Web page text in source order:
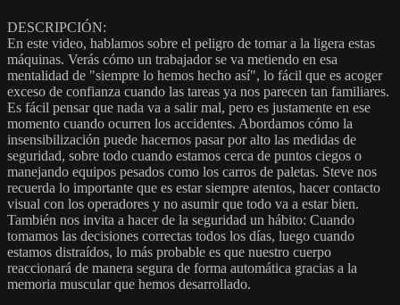
DESCRIPCIÓN:
En este video, hablamos sobre el peligro de tomar a la ligera estas
máquinas. Verás cómo un trabajador se va metiendo en esa
mentalidad de "siempre lo hemos hecho así", lo fácil que es acoger
exceso de confianza cuando las tareas ya nos parecen tan familiares.
Es fácil pensar que nada va a salir mal, pero es justamente en ese
momento cuando ocurren los accidentes. Abordamos cómo la
insensibilización puede hacernos pasar por alto las medidas de
seguridad, sobre todo cuando estamos cerca de puntos ciegos o
manejando equipos pesados como los carros de paletas. Steve nos
recuerda lo importante que es estar siempre atentos, hacer contacto
visual con los operadores y no asumir que todo va a estar bien.
También nos invita a hacer de la seguridad un hábito: Cuando
tomamos las decisiones correctas todos los días, luego cuando
estamos distraídos, lo más probable es que nuestro cuerpo
reaccionará de manera segura de forma automática gracias a la
memoria muscular que hemos desarrollado.